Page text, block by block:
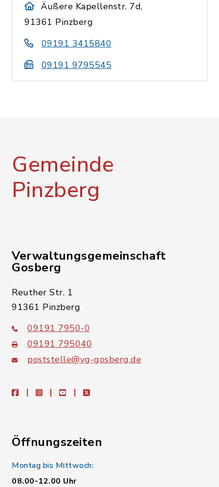
Äußere Kapellenstr. 7d,
91361 Pinzberg
09191 3415840
09191 9795545
Gemeinde
Pinzberg
Verwaltungsgemeinschaft
Gosberg
Reuther Str. 1
91361 Pinzberg
09191 7950-0
09191 795040
poststelle@vg-gosberg.de
facebookinstagramyoutubeX
Öffnungszeiten
Montag bis Mittwoch:
08.00-12.00 Uhr